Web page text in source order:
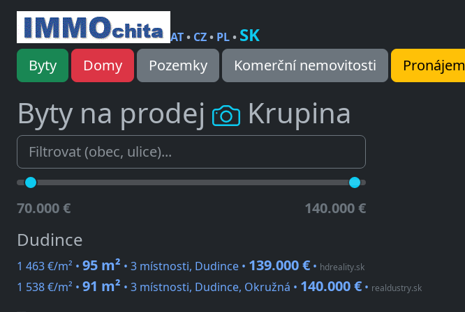
AT• CZ• PL• SK
Byty Domy Pozemky Komerční nemovitosti Pronájem
Byty na prodej Krupina
70.000 € 140.000 €
Dudince
1 463 €/m² • 95 m² • 3 místnosti, Dudince • 139.000 € • hdreality.sk
1 538 €/m² • 91 m² • 3 místnosti, Dudince, Okružná • 140.000 € • realdustry.sk